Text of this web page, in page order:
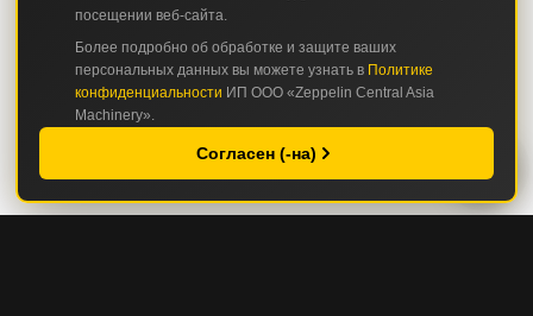
посещении веб-сайта.
Более подробно об обработке и защите ваших
персональных данных вы можете узнать в Политике
конфиденциальности ИП ООО «Zeppelin Central Asia
Machinery».
Согласен (-на)